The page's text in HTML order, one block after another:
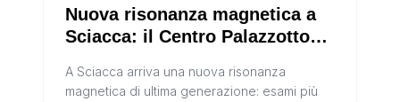
Nuova risonanza magnetica a
Sciacca: il Centro Palazzotto
MR 5300
A Sciacca arriva una nuova risonanza
magnetica di ultima generazione: esami più